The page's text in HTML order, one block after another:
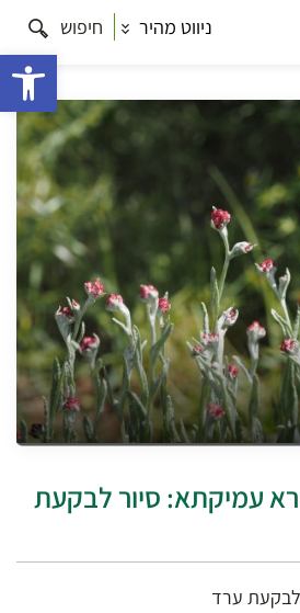
ניווט מהיר חיפוש
טיולים שעושים לי פריחה (עד 8 ק”מ)
מאיגרא רמה לבירא עמיקתא: סיור לבקעת ערד
עמיקתא: סיור לבקעת
ערד